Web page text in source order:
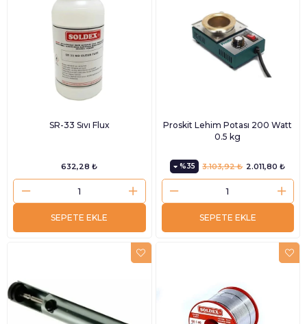
SR-33 Sıvı Flux
632,28 ₺
SEPETE EKLE
Proskit Lehim Potası 200 Watt
0.5 kg
%35 2.011,80 ₺
3.103,92 ₺
SEPETE EKLE